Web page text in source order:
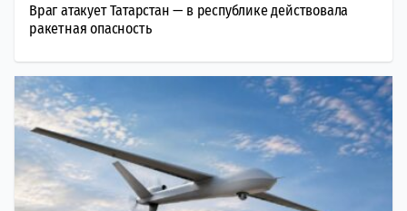
Враг атакует Татарстан — в республике действовала
ракетная опасность